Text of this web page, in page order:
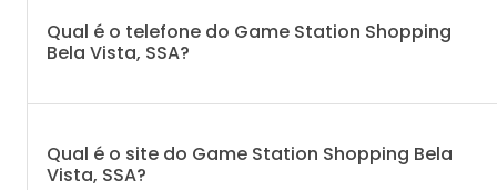
Qual é o telefone do Game Station Shopping
Bela Vista, SSA?
Qual é o site do Game Station Shopping Bela
Vista, SSA?